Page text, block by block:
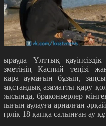
Ұлттық
Каспий теңізі
аумағын бұзып,
азаматты қару
браконьерлер
аулауға арналған
18 қапқа салынған ау